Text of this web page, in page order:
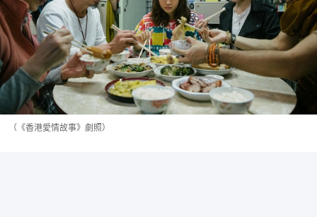
（《香港愛情故事》劇照）